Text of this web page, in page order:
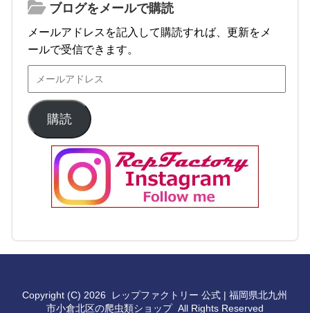
ブログをメールで購読
メールアドレスを記入して購読すれば、更新をメ
ールで受信できます。
購読
Copyright (C) 2026 レップファクトリー 公式 | 福岡県北九州
市小倉北区の爬虫類ショップAll Rights Reserved